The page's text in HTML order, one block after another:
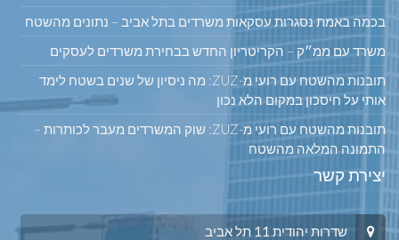
בכמה באמת נסגרות עסקאות משרדים בתל אביב – נתונים מהשטח
משרד עם ממ״ק – הקריטריון החדש בבחירת משרדים לעסקים
תובנות מהשטח עם רועי מ-ZUZ: מה ניסיון של שנים בשטח לימד
אותי על חיסכון במקום הלא נכון
תובנות מהשטח עם רועי מ-ZUZ: שוק המשרדים מעבר לכותרות –
התמונה המלאה מהשטח
יצירת קשר
שדרות יהודית 11 תל אביב